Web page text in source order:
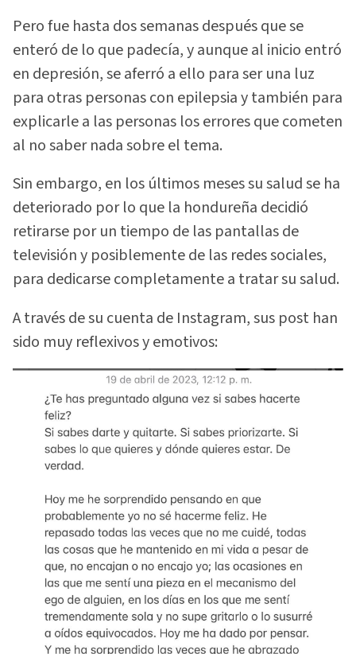
Pero fue hasta dos semanas después que se
enteró de lo que padecía, y aunque al inicio entró
en depresión, se aferró a ello para ser una luz
para otras personas con epilepsia y también para
explicarle a las personas los errores que cometen
al no saber nada sobre el tema.
Sin embargo, en los últimos meses su salud se ha
deteriorado por lo que la hondureña decidió
retirarse por un tiempo de las pantallas de
televisión y posiblemente de las redes sociales,
para dedicarse completamente a tratar su salud.
A través de su cuenta de Instagram, sus post han
sido muy reflexivos y emotivos: